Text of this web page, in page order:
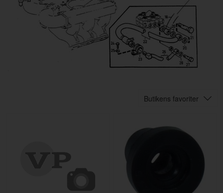
Butikens favoriter